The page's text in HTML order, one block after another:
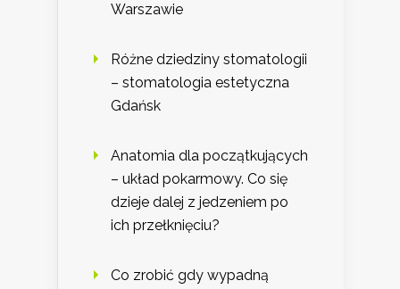
Warszawie
Różne dziedziny stomatologii
– stomatologia estetyczna
Gdańsk
Anatomia dla początkujących
– układ pokarmowy. Co się
dzieje dalej z jedzeniem po
ich przełknięciu?
Co zrobić gdy wypadną